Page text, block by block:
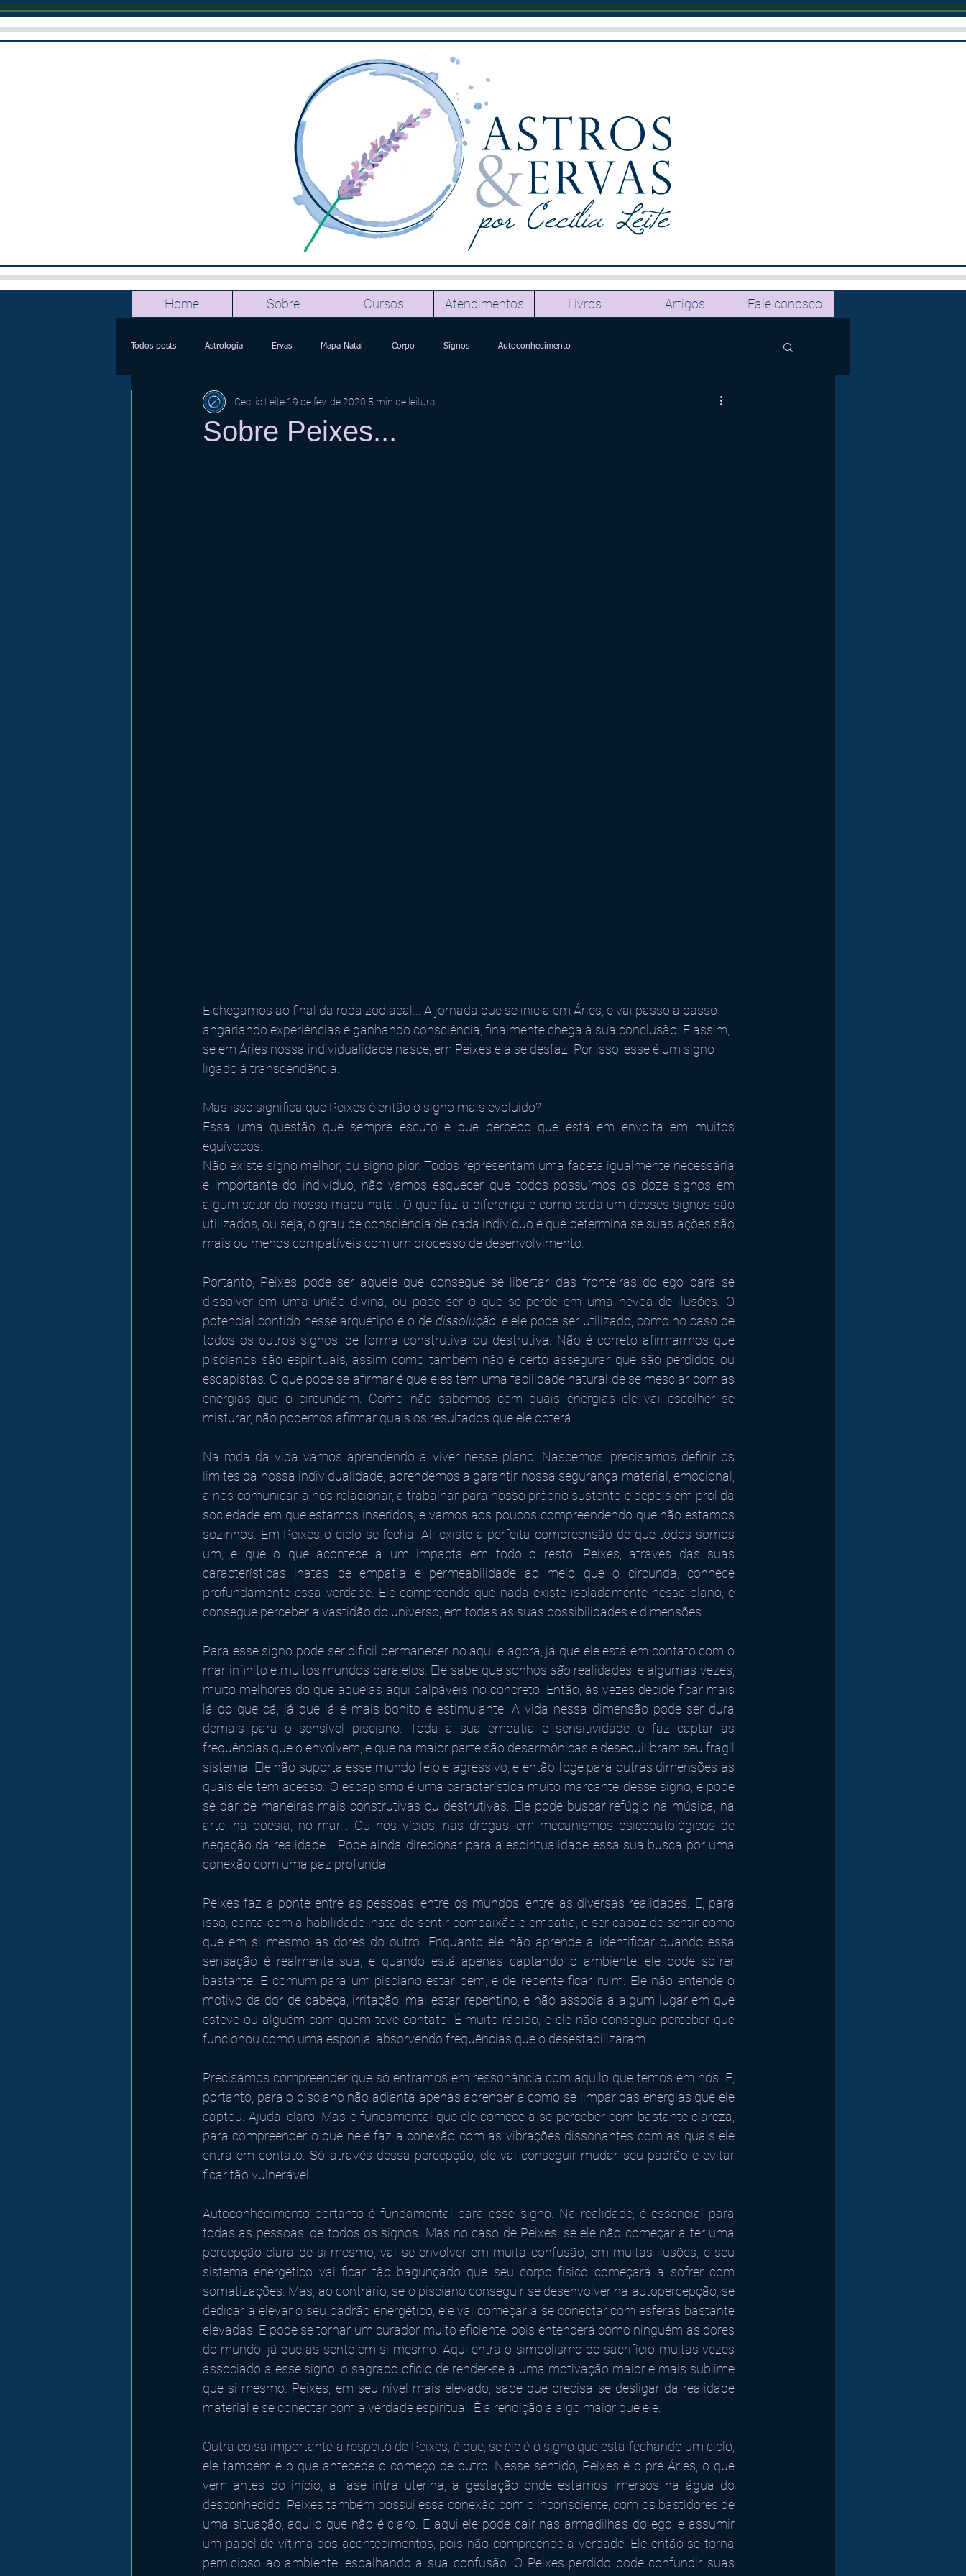
Home Sobre Cursos Atendimentos Livros Artigos Fale conosco
Todos posts Astrologia Ervas Mapa Natal Corpo Signos Autoconhecimento
Sobre Peixes...
Cecilia Leite 19 de fev. de 2020 5 min de leitura
E chegamos ao final da roda zodiacal... A jornada que se inicia em Áries, e vai passo a passo
angariando experiências e ganhando consciência, finalmente chega à sua conclusão. E assim,
se em Áries nossa individualidade nasce, em Peixes ela se desfaz. Por isso, esse é um signo
ligado à transcendência.
Mas isso significa que Peixes é então o signo mais evoluído?
Essa uma questão que sempre escuto e que percebo que está em envolta em muitos
equívocos.
Não existe signo melhor, ou signo pior. Todos representam uma faceta igualmente necessária
e importante do indivíduo, não vamos esquecer que todos possuímos os doze signos em
algum setor do nosso mapa natal. O que faz a diferença é como cada um desses signos são
utilizados, ou seja, o grau de consciência de cada indivíduo é que determina se suas ações são
mais ou menos compatíveis com um processo de desenvolvimento.
Portanto, Peixes pode ser aquele que consegue se libertar das fronteiras do ego para se
dissolver em uma união divina, ou pode ser o que se perde em uma névoa de ilusões. O
potencial contido nesse arquétipo é o de dissolução , e ele pode ser utilizado, como no caso de
todos os outros signos, de forma construtiva ou destrutiva. Não é correto afirmarmos que
piscianos são espirituais, assim como também não é certo assegurar que são perdidos ou
escapistas. O que pode se afirmar é que eles tem uma facilidade natural de se mesclar com as
energias que o circundam. Como não sabemos com quais energias ele vai escolher se
misturar, não podemos afirmar quais os resultados que ele obterá.
Na roda da vida vamos aprendendo a viver nesse plano. Nascemos, precisamos definir os
limites da nossa individualidade, aprendemos a garantir nossa segurança material, emocional,
a nos comunicar, a nos relacionar, a trabalhar para nosso próprio sustento e depois em prol da
sociedade em que estamos inseridos, e vamos aos poucos compreendendo que não estamos
sozinhos. Em Peixes o ciclo se fecha. Ali existe a perfeita compreensão de que todos somos
um, e que o que acontece a um impacta em todo o resto. Peixes, através das suas
características inatas de empatia e permeabilidade ao meio que o circunda, conhece
profundamente essa verdade. Ele compreende que nada existe isoladamente nesse plano, e
consegue perceber a vastidão do universo, em todas as suas possibilidades e dimensões.
Para esse signo pode ser difícil permanecer no aqui e agora, já que ele está em contato com o
mar infinito e muitos mundos paralelos. Ele sabe que sonhos são realidades, e algumas vezes,
muito melhores do que aquelas aqui palpáveis no concreto. Então, às vezes decide ficar mais
lá do que cá, já que lá é mais bonito e estimulante. A vida nessa dimensão pode ser dura
demais para o sensível pisciano. Toda a sua empatia e sensitividade o faz captar as
frequências que o envolvem, e que na maior parte são desarmônicas e desequilibram seu frágil
sistema. Ele não suporta esse mundo feio e agressivo, e então foge para outras dimensões as
quais ele tem acesso. O escapismo é uma característica muito marcante desse signo, e pode
se dar de maneiras mais construtivas ou destrutivas. Ele pode buscar refúgio na música, na
arte, na poesia, no mar... Ou nos vícios, nas drogas, em mecanismos psicopatológicos de
negação da realidade... Pode ainda direcionar para a espiritualidade essa sua busca por uma
conexão com uma paz profunda.
Peixes faz a ponte entre as pessoas, entre os mundos, entre as diversas realidades. E, para
isso, conta com a habilidade inata de sentir compaixão e empatia, e ser capaz de sentir como
que em si mesmo as dores do outro. Enquanto ele não aprende a identificar quando essa
sensação é realmente sua, e quando está apenas captando o ambiente, ele pode sofrer
bastante. É comum para um pisciano estar bem, e de repente ficar ruim. Ele não entende o
motivo da dor de cabeça, irritação, mal estar repentino, e não associa a algum lugar em que
esteve ou alguém com quem teve contato. É muito rápido, e ele não consegue perceber que
funcionou como uma esponja, absorvendo frequências que o desestabilizaram.
Precisamos compreender que só entramos em ressonância com aquilo que temos em nós. E,
portanto, para o pisciano não adianta apenas aprender a como se limpar das energias que ele
captou. Ajuda, claro. Mas é fundamental que ele comece a se perceber com bastante clareza,
para compreender o que nele faz a conexão com as vibrações dissonantes com as quais ele
entra em contato. Só através dessa percepção, ele vai conseguir mudar seu padrão e evitar
ficar tão vulnerável.
Autoconhecimento portanto é fundamental para esse signo. Na realidade, é essencial para
todas as pessoas, de todos os signos. Mas no caso de Peixes, se ele não começar a ter uma
percepção clara de si mesmo, vai se envolver em muita confusão, em muitas ilusões, e seu
sistema energético vai ficar tão bagunçado que seu corpo físico começará a sofrer com
somatizações. Mas, ao contrário, se o pisciano conseguir se desenvolver na autopercepção, se
dedicar a elevar o seu padrão energético, ele vai começar a se conectar com esferas bastante
elevadas. E pode se tornar um curador muito eficiente, pois entenderá como ninguém as dores
do mundo, já que as sente em si mesmo. Aqui entra o simbolismo do sacrifício muitas vezes
associado a esse signo, o sagrado oficio de render-se a uma motivação maior e mais sublime
que si mesmo. Peixes, em seu nível mais elevado, sabe que precisa se desligar da realidade
material e se conectar com a verdade espiritual. É a rendição a algo maior que ele.
Outra coisa importante a respeito de Peixes, é que, se ele é o signo que está fechando um ciclo,
ele também é o que antecede o começo de outro. Nesse sentido, Peixes é o pré Áries, o que
vem antes do início, a fase intra uterina, a gestação onde estamos imersos na água do
desconhecido. Peixes também possui essa conexão com o inconsciente, com os bastidores de
uma situação, aquilo que não é claro. E aqui ele pode cair nas armadilhas do ego, e assumir
um papel de vítima dos acontecimentos, pois não compreende a verdade. Ele então se torna
pernicioso ao ambiente, espalhando a sua confusão. O Peixes perdido pode confundir suas